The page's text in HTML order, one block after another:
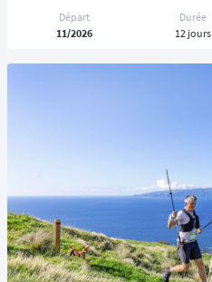
Départ
11/2026
Durée
12 jours